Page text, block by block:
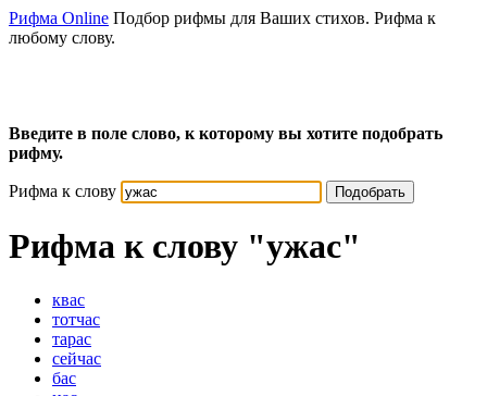
Рифма Online Подбор рифмы для Ваших стихов. Рифма к
любому слову.
Введите в поле слово, к которому вы хотите подобрать
рифму.
Рифма к слову Подобрать
Рифма к слову "ужас"
квас
тотчас
тарас
сейчас
бас